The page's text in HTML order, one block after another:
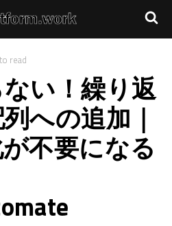
read
い！繰り返
への追加｜
不要になる